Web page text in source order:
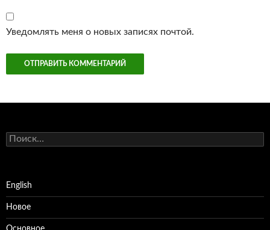
Уведомлять меня о новых записях почтой.
Найти:
English
Новое